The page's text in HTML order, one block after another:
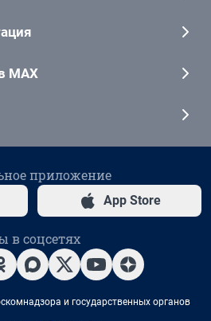
MAX
приложение
App Store
в соцсетях
и государственных органов